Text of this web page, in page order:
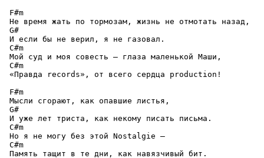
F#m
Не время жать по тормозам, жизнь не отмотать назад,
G#
И если бы не верил, я не газовал.
C#m
Мой суд и моя совесть – глаза маленькой Маши,
C#m
«Правда records», от всего сердца production!
F#m
Мысли сгорают, как опавшие листья,
G#
И уже лет триста, как некому писать письма.
C#m
Но я не могу без этой Nostalgie —
C#m
Память тащит в те дни, как навязчивый бит.